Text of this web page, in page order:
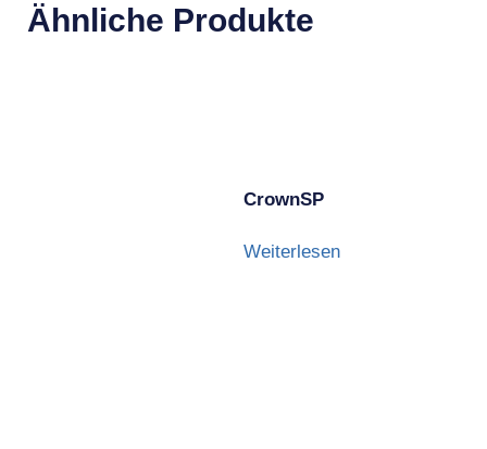
Ähnliche Produkte
CrownSP
Weiterlesen